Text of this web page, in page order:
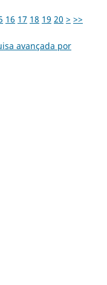
16 17 18 19 20 > >>
avançada por